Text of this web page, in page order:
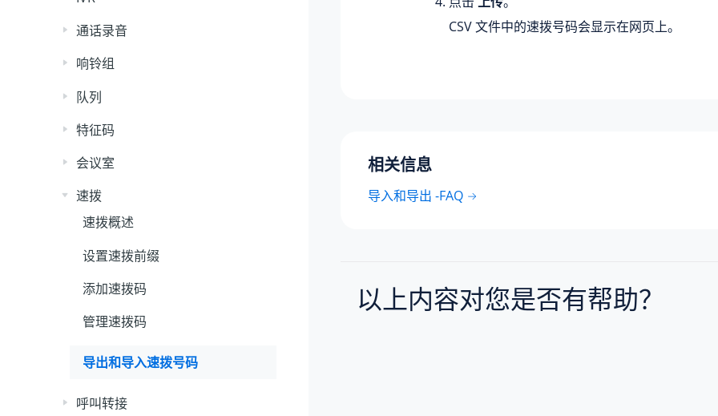
通话录音
响铃组
队列
特征码
会议室
速拨
速拨概述
设置速拨前缀
添加速拨码
管理速拨码
导出和导入速拨号码
呼叫转接
CSV 文件中的速拨号码会显示在网页上。
相关信息
导入和导出 -FAQ
以上内容对您是否有帮助？